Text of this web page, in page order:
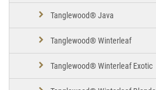
Tanglewood® Java
Tanglewood® Winterleaf
Tanglewood® Winterleaf Exotic